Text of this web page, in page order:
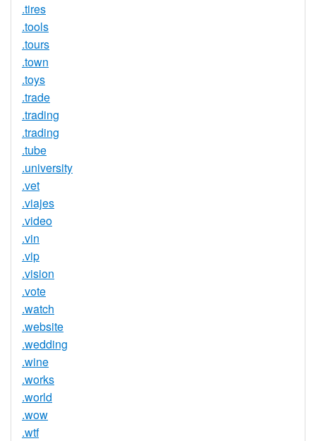
.tires
.tools
.tours
.town
.toys
.trade
.trading
.trading
.tube
.university
.vet
.viajes
.video
.vin
.vip
.vision
.vote
.watch
.website
.wedding
.wine
.works
.world
.wow
.wtf